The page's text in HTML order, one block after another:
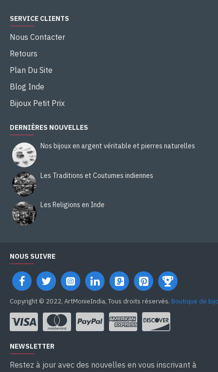
SERVICE CLIENTS
Nous Contacter
Retours
Plan Du Site
Blog Inde
Bijoux Petit Prix
DERNIÈRES NOUVELLES
Nos bijoux en argent véritable et pierres naturelles
Les Traditions et Coutumes indiennes
Les Religions en Inde
NOUS SUIVRE
Copyright © 2022, ArtMonieIndia, Tous droits réservés. Boutique de
NEWSLETTER
Restez à jour avec des nouvelles en vous inscrivant à